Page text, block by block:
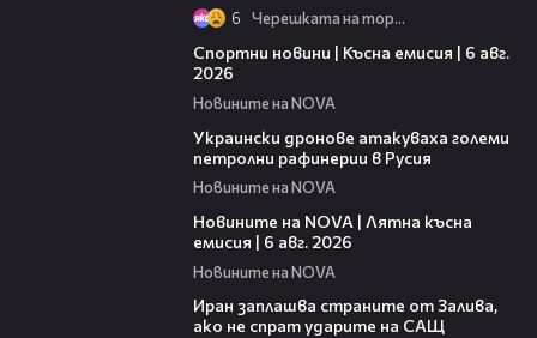
6 Черешката на тортата
Спортни новини | Късна емисия | 6 авг.
2026
Новините на NOVA
Украински дронове атакуваха големи
петролни рафинерии в Русия
Новините на NOVA
Новините на NOVA | Лятна късна
емисия | 6 авг. 2026
Новините на NOVA
Иран заплашва страните от Залива,
ако не спрат ударите на САЩ